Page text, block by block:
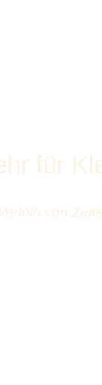
für
von